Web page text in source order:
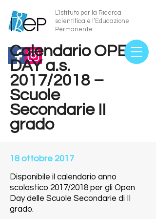
L’Istituto per la Ricerca
scientifica e l’Educazione
Permanente
Calendario OPEN
DAY a.s.
2017/2018 –
Scuole
Secondarie II
grado
18 ottobre 2017
Disponibile il calendario anno
scolastico 2017/2018 per gli Open
Day delle Scuole Secondarie di II
grado.